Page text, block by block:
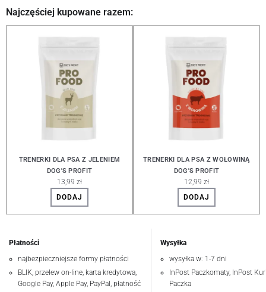
Najczęściej kupowane razem:
TRENERKI DLA PSA Z JELENIEM
DOG'S PROFIT
13,99 zł
DODAJ
TRENERKI DLA PSA Z WOŁOWINĄ
DOG'S PROFIT
12,99 zł
DODAJ
Płatności
najbezpieczniejsze formy płatności
BLIK, przelew on-line, karta kredytowa,
Google Pay, Apple Pay, PayPal, płatność
Wysyłka
wysyłka w: 1-7 dni
InPost Paczkomaty, InPost
Paczka